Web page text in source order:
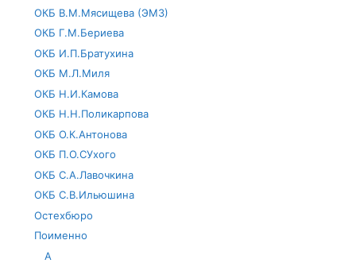
ОКБ В.М.Мясищева (ЭМЗ)
ОКБ Г.М.Бериева
ОКБ И.П.Братухина
ОКБ М.Л.Миля
ОКБ Н.И.Камова
ОКБ Н.Н.Поликарпова
ОКБ О.К.Антонова
ОКБ П.О.СУхого
ОКБ С.А.Лавочкина
ОКБ С.В.Ильюшина
Остехбюро
Поименно
А